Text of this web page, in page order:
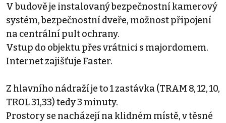
V budově je instalovaný bezpečnostní kamerový
systém, bezpečnostní dveře, možnost připojení
na centrální pult ochrany.
Vstup do objektu přes vrátnici s majordomem.
Internet zajišťuje Faster.
Z hlavního nádraží je to 1 zastávka (TRAM 8, 12, 10,
TROL 31,33) tedy 3 minuty.
Prostory se nacházejí na klidném místě, v těsné